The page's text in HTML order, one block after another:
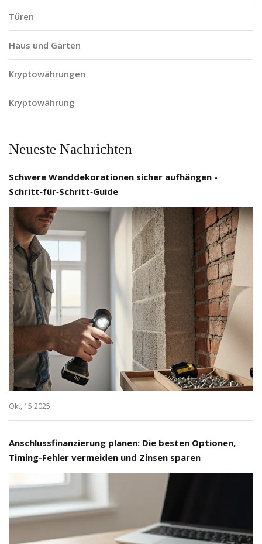
Türen
Haus und Garten
Kryptowährungen
Kryptowährung
Neueste Nachrichten
Schwere Wanddekorationen sicher aufhängen -
Schritt‑für‑Schritt‑Guide
Okt, 15 2025
Anschlussfinanzierung planen: Die besten Optionen,
Timing-Fehler vermeiden und Zinsen sparen